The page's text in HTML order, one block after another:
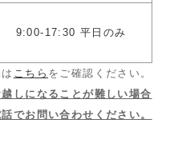
9:00-17:30 平日のみ
こちら をご確認ください。
しになることが難しい場合
でお問い合わせください。